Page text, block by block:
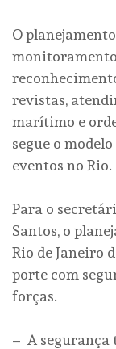
O
revistas,
marítimo e
segue o
eventos no Rio.
Para o
Santos, o
Rio de Janeiro
porte com
forças.
– A segurança